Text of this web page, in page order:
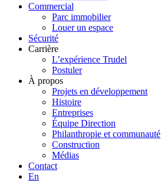
Commercial
Parc immobilier
Louer un espace
Sécurité
Carrière
L’expérience Trudel
Postuler
À propos
Projets en développement
Histoire
Entreprises
Équipe Direction
Philanthropie et communauté
Construction
Médias
Contact
En